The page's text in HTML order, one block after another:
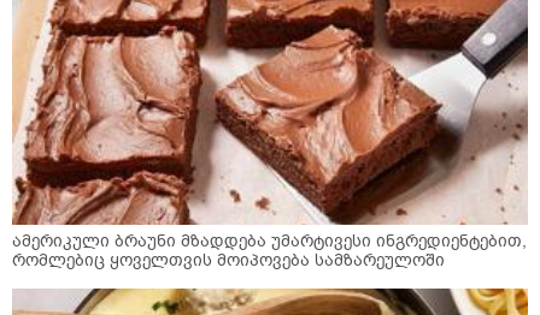
ამერიკული ბრაუნი მზადდება უმარტივესი ინგრედიენტებით,
რომლებიც ყოველთვის მოიპოვება სამზარეულოში